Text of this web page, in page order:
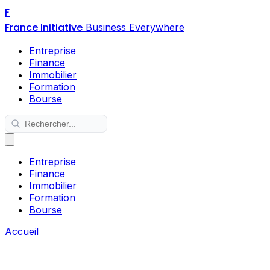
F
France Initiative Business Everywhere
Entreprise
Finance
Immobilier
Formation
Bourse
Entreprise
Finance
Immobilier
Formation
Bourse
Accueil